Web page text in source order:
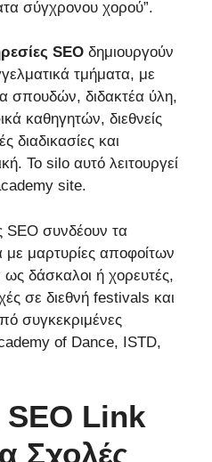
σύγχρονου χορού”.
SEO δημιουργούν
τμήματα, με
σπουδών, διδακτέα ύλη,
καθηγητών, διεθνείς
διαδικασίες και
Το silo αυτό λειτουργεί
site.
SEO συνδέουν τα
με μαρτυρίες αποφοίτων
δάσκαλοι ή χορευτές,
σε διεθνή festivals και
συγκεκριμένες
of Dance, ISTD,
Link
Σχολές